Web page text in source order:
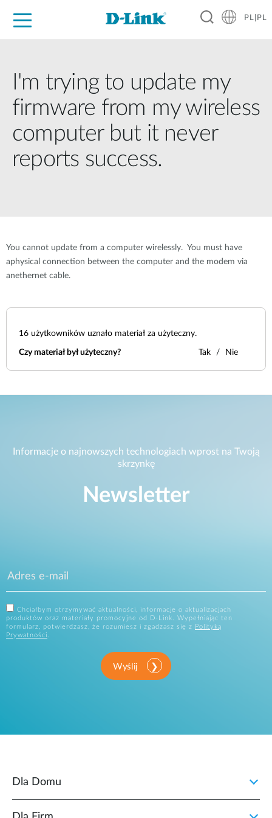
PL|PL
I'm trying to update my
firmware from my wireless
computer but it never
reports success.
You cannot update from a computer wirelessly. You must have
aphysical connection between the computer and the modem via
anethernet cable.
16 użytkowników uznało materiał za użyteczny.
Czy materiał był użyteczny? Tak Nie
Informacje o najnowszych technologiach wprost na Twoją
skrzynkę
Newsletter
Chciałbym otrzymywać aktualności, informacje o aktualizacjach
produktów oraz materiały promocyjne od D-Link. Wypełniając ten
formularz, potwierdzasz, że rozumiesz i zgadzasz się z
Polityką
Prywatności.
Wyślij
Dla Domu